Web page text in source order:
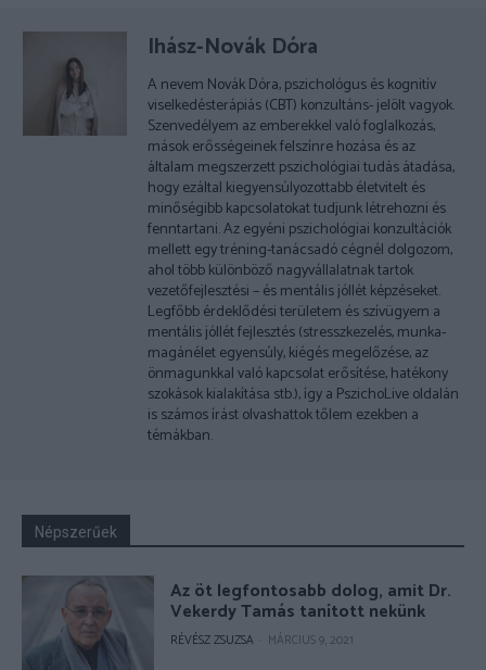
Ihász-Novák Dóra
A nevem Novák Dóra, pszichológus és kognitív
viselkedésterápiás (CBT) konzultáns- jelölt vagyok.
Szenvedélyem az emberekkel való foglalkozás,
mások erősségeinek felszínre hozása és az
általam megszerzett pszichológiai tudás átadása,
hogy ezáltal kiegyensúlyozottabb életvitelt és
minőségibb kapcsolatokat tudjunk létrehozni és
fenntartani. Az egyéni pszichológiai konzultációk
mellett egy tréning-tanácsadó cégnél dolgozom,
ahol több különböző nagyvállalatnak tartok
vezetőfejlesztési – és mentális jóllét képzéseket.
Legfőbb érdeklődési területem és szívügyem a
mentális jóllét fejlesztés (stresszkezelés, munka-
magánélet egyensúly, kiégés megelőzése, az
önmagunkkal való kapcsolat erősítése, hatékony
szokások kialakítása stb.), így a PszichoLive oldalán
is számos írást olvashattok tőlem ezekben a
témákban.
Népszerűek
Az öt legfontosabb dolog, amit Dr.
Vekerdy Tamás tanított nekünk
RÉVÉSZ ZSUZSA MÁRCIUS 9, 2021